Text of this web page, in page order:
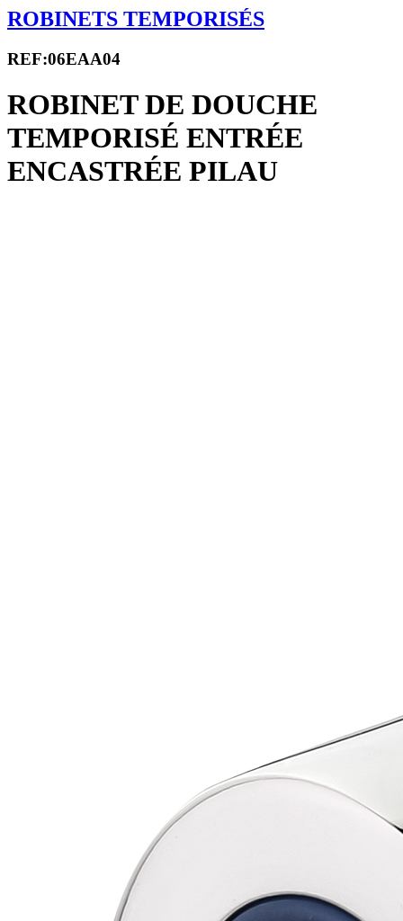
ROBINETS TEMPORISÉS
REF:06EAA04
ROBINET DE DOUCHE
TEMPORISÉ ENTRÉE
ENCASTRÉE PILAU